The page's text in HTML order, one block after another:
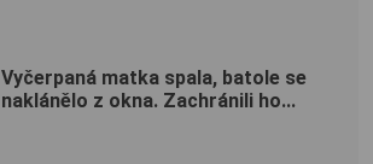
Vyčerpaná matka spala, batole se
naklánělo z okna. Zachránili ho...